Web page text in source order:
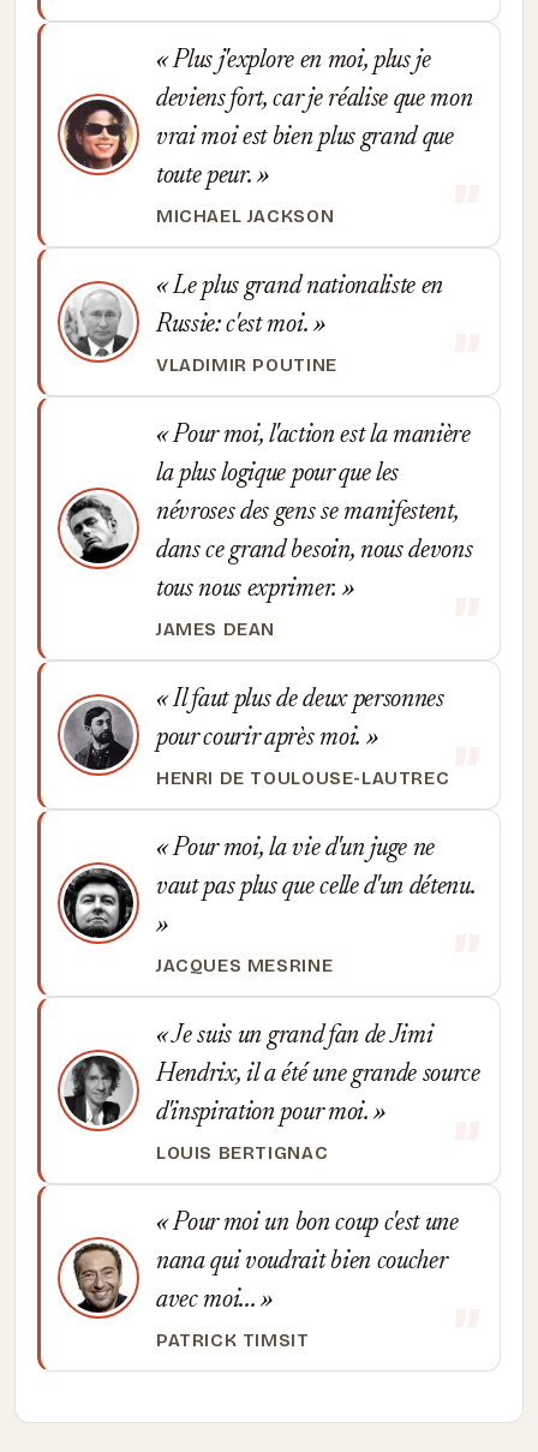
Plus j'explore en moi, plus je
deviens fort, car je réalise que mon
vrai moi est bien plus grand que
toute peur.
MICHAEL JACKSON
Le plus grand nationaliste en
Russie: c'est moi.
VLADIMIR POUTINE
Pour moi, l'action est la manière
la plus logique pour que les
névroses des gens se manifestent,
dans ce grand besoin, nous devons
tous nous exprimer.
JAMES DEAN
Il faut plus de deux personnes
pour courir après moi.
HENRI DE TOULOUSE-LAUTREC
Pour moi, la vie d'un juge ne
vaut pas plus que celle d'un détenu.
JACQUES MESRINE
Je suis un grand fan de Jimi
Hendrix, il a été une grande source
d'inspiration pour moi.
LOUIS BERTIGNAC
Pour moi un bon coup c'est une
nana qui voudrait bien coucher
avec moi...
PATRICK TIMSIT